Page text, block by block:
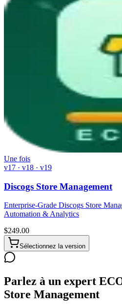
Une fois
v17 · v18 · v19
Discogs Store Management
Enterprise-Grade Discogs Store
Automation & Analytics
$249.00
Sélectionnez la version
Parlez à un expert
Store Management